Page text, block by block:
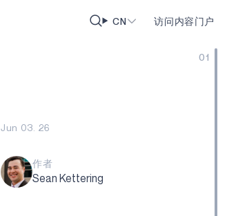
CN 访问内容门户
01
Jun 03. 26
作者
Sean Kettering